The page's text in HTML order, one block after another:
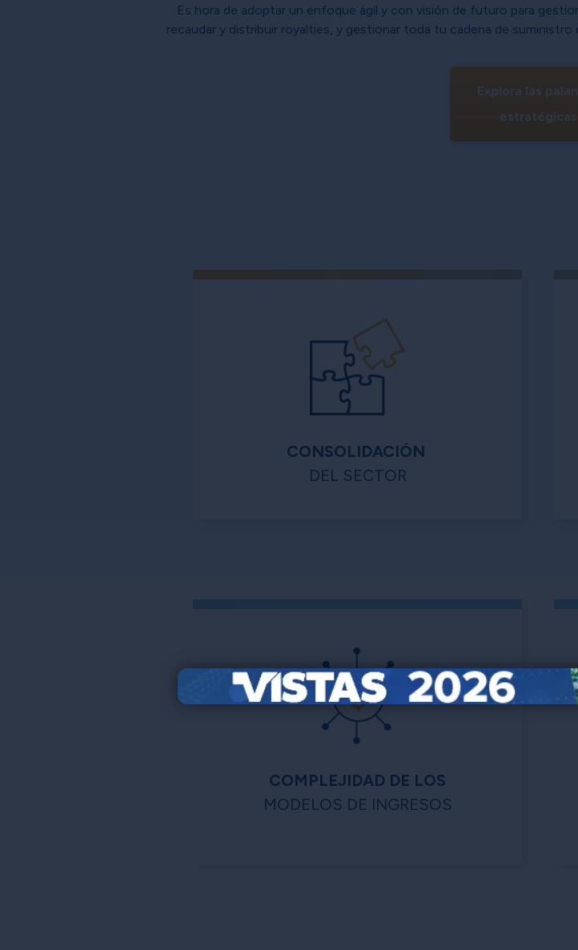
Es hora de adoptar un enfoque ágil y con visión de futuro para
recaudar y distribuir royalties, y gestionar toda tu cadena de
Explora las
estratégicas
CONSOLIDACIÓN
DEL SECTOR
COMPLEJIDAD DE LOS
MODELOS DE INGRESOS